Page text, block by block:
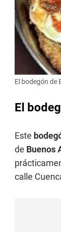
El bodegón de
El
Este
de Buenos
calle